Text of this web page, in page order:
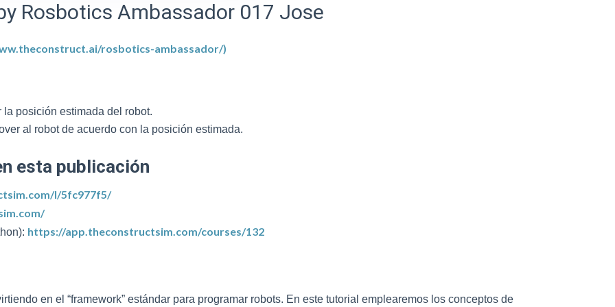
Rosbotics Ambassador 017 Jose
rosbotics-ambassador/)
posición estimada del robot.
al robot de acuerdo con la posición estimada.
esta publicación
l/5fc977f5/
https://app.theconstructsim.com/courses/132
en el “framework” estándar para programar robots. En este tutorial emplearemos los conceptos de